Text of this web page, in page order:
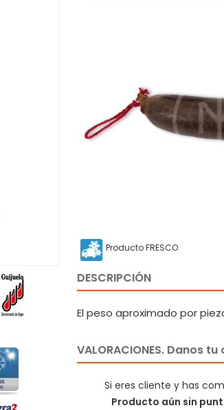
Producto FRESCO
DESCRIPCIÓN
El peso aproximado por
VALORACIONES. Danos
Si eres cliente y has
Producto aún sin